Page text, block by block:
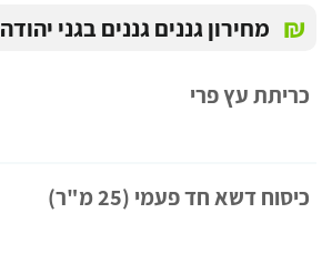
₪ מחירון גננים גננים בגני יהודה
כריתת עץ פרי
כיסוח דשא חד פעמי (25 מ"ר)